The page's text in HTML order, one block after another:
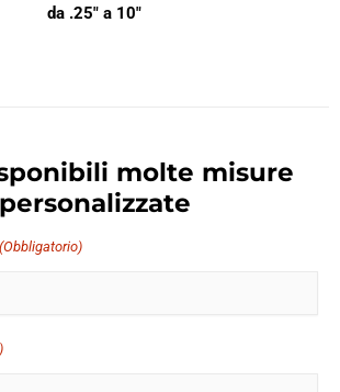
da .25″ a 10″
molte misure
personalizzate
(Obbligatorio)